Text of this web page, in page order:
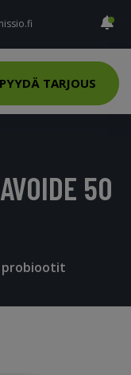
PYYDÄ TARJOUS
50